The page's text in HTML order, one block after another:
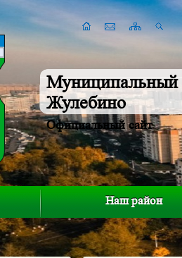
Муниципальный
Жулебино
Официальный сайт
Наш район